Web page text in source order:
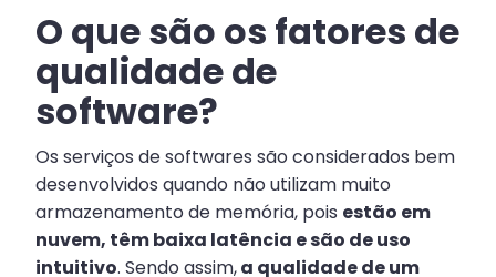
O que são os fatores de
qualidade de
software?
Os serviços de softwares são considerados bem
desenvolvidos quando não utilizam muito
armazenamento de memória, pois estão em
nuvem, têm baixa latência e são de uso
intuitivo. Sendo assim,a qualidade de um